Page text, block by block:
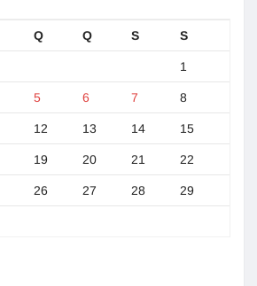
Q Q S S
1
5 6 7 8
12 13 14 15
19 20 21 22
26 27 28 29